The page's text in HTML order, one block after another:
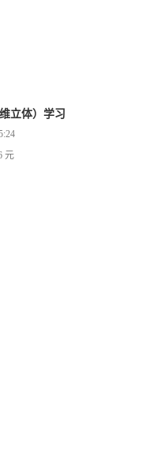
立体）学习
元